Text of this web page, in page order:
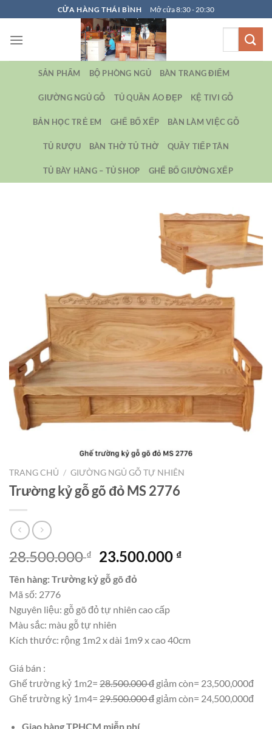
qua
nội
CỬA HÀNG THÁI BÌNH Mở cửa 8:30 - 20:30
SẢN PHẨM BỘ PHÒNG NGỦ BÀN TRANG ĐIỂM
GIƯỜNG NGỦ GỖ TỦ QUẦN ÁO ĐẸP KỆ TIVI GỖ
BẢN HỌC TRẺ EM GHẾ BỐ XẾP BÀN LÀM VIỆC GỖ
TỦ RƯỢU BÀN THỜ TỦ THỜ QUẦY TIẾP TÂN
TỦ BÀY HÀNG – TỦ SHOP GHẾ BỐ GIƯỜNG XẾP
TRANG CHỦ / GIƯỜNG NGỦ GỖ TỰ NHIÊN
Trường kỷ gỗ gõ đỏ MS 2776
28.500.000₫
Giá
gốc
là:
23.500.000 ₫Giá
Tên hàng: Trường kỷ gỗ gõ đỏ
Mã số: 2776
Nguyên liệu: gỗ gõ đỏ tự nhiên cao cấp
Màu sắc: màu gỗ tự nhiên
Kích thước: rộng 1m2 x dài 1m9 x cao 40cm
Giá bán :
Ghế trường kỷ 1m2= 28.500.000 đ giảm còn= 23,500,000đ
Ghế trường kỷ 1m4= 29.500.000 đ giảm còn= 24,500,000đ
Giao hàng TPHCM miễn phí